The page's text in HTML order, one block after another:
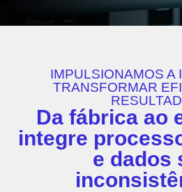
IMPULSIONAMOS A
TRANSFORMAR
Da fábrica ao
integre
e dados